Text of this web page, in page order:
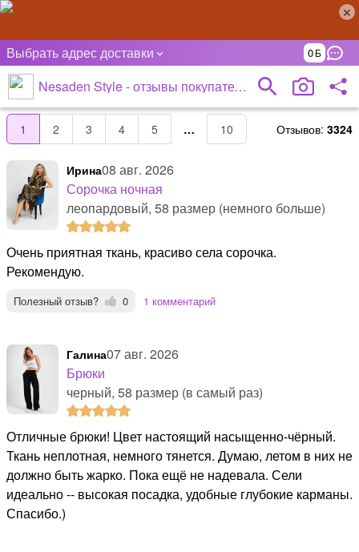
Выбрать адрес доставки 0
Nesaden Style - отзывы покупателей
1 2 3 4 5 … 10 Отзывов: 3324
Ирина08 авг. 2026
Сорочка ночная
леопардовый, 58 размер (немного больше)
Очень приятная ткань, красиво села сорочка.
Рекомендую.
Полезный отзыв? 0 1 комментарий
Галина07 авг. 2026
Брюки
черный, 58 размер (в самый раз)
Отличные брюки! Цвет настоящий насыщенно-чёрный.
Ткань неплотная, немного тянется. Думаю, летом в них не
должно быть жарко. Пока ещё не надевала. Сели
идеально -- высокая посадка, удобные глубокие карманы.
Спасибо.)